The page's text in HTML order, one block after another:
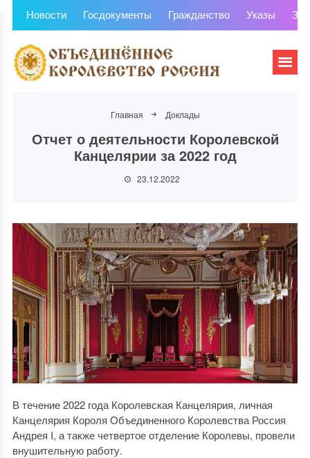
Новости Госдокументы Гражданство Указы
Главная Доклады
Отчет о деятельности Королевской
Канцелярии за 2022 год
23.12.2022
В течение 2022 года Королевская Канцелярия, личная
Канцелярия Короля Объединенного Королевства Россия
Андрея I, а также четвертое отделение Королевы, провели
внушительную работу.